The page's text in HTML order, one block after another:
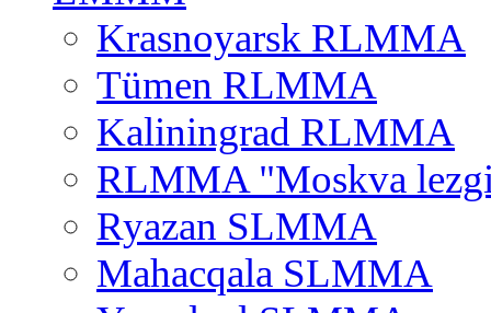
Krasnoyarsk RLMMA
Tümen RLMMA
Kaliningrad RLMMA
RLMMA "Moskva
Ryazan SLMMA
Mahacqala SLMMA